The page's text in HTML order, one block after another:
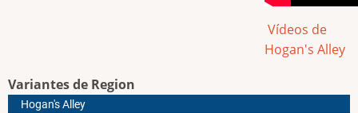
Vídeos de
Hogan's Alley
Variantes de Region
Hogan's Alley